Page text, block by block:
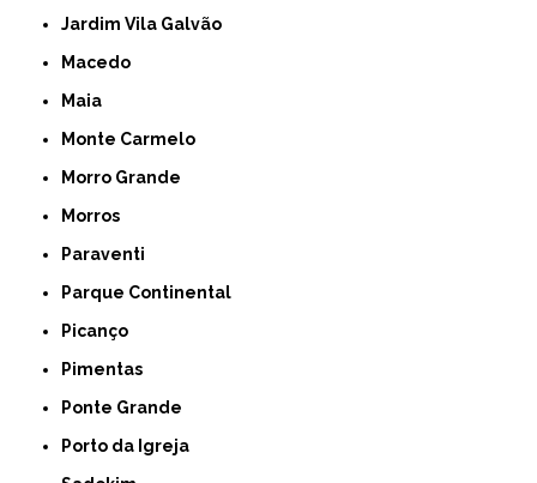
Jardim Vila Galvão
Macedo
Maia
Monte Carmelo
Morro Grande
Morros
Paraventi
Parque Continental
Picanço
Pimentas
Ponte Grande
Porto da Igreja